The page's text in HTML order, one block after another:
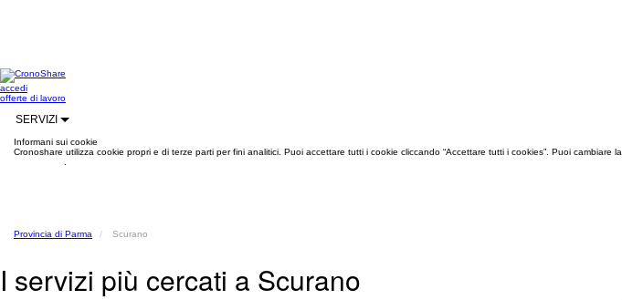
accedi
offerte di lavoro
SERVIZI
Informani sui cookie
Cronoshare utilizza cookie propri e di terze parti per fini analitici. Puoi accettare tutti i cookie cliccando “Accettare tutti i cookies”. Puoi cambiare la
Provincia di Parma Scurano
I servizi più cercati a Scurano